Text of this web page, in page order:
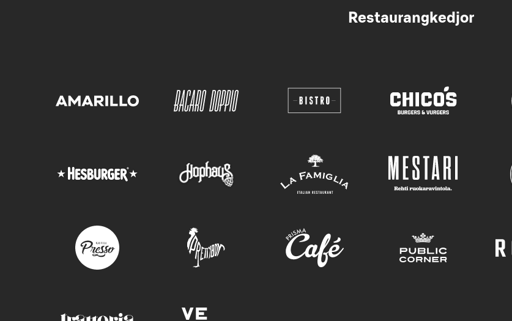
Restaurangkedjor